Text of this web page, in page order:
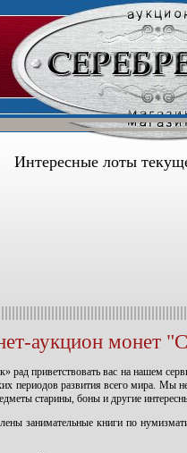
Интересные лоты
аукцион монет
рад приветствовать вас на нашем
периодов развития всего мира. Мы
старины, боны и другие
занимательные книги по